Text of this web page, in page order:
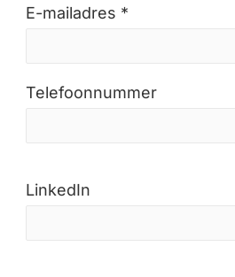
E-mailadres *
Telefoonnummer
LinkedIn